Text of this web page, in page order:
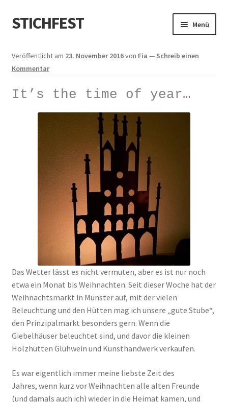
Zur
Navigation
Zum
Inhalt
STICHFEST Menü
Veröffentlicht am 23. November 2016von Fia — Schreib einen
Kommentar
It’s the time of year…
Das Wetter lässt es nicht vermuten, aber es ist nur noch
etwa ein Monat bis Weihnachten. Seit dieser Woche hat der
Weihnachtsmarkt in Münster auf, mit der vielen
Beleuchtung und den Hütten mag ich unsere „gute Stube“,
den Prinzipalmarkt besonders gern. Wenn die
Giebelhäuser beleuchtet sind, und davor die kleinen
Holzhütten Glühwein und Kunsthandwerk verkaufen.
Es war eigentlich immer meine liebste Zeit des
Jahres, wenn kurz vor Weihnachten alle alten Freunde
(und damals auch ich) wieder in die Heimat kamen, und